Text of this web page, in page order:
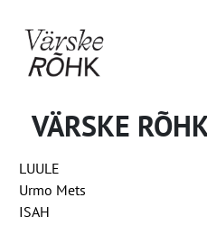
sisu
juurde
VÄRSKE
LUULE
Urmo Mets
ISAH